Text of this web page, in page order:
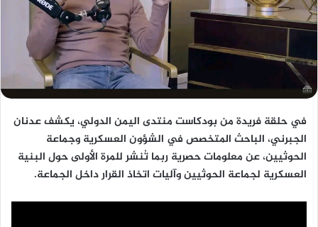
في حلقة فريدة من بودكاست منتدى اليمن الدولي، يكشف عدنان
الجبرني، الباحث المتخصص في الشؤون العسكرية وجماعة
الحوثيين، عن معلومات حصرية ربما تُنشر للمرة الأولى حول البنية
العسكرية لجماعة الحوثيين وآليات اتخاذ القرار داخل الجماعة.